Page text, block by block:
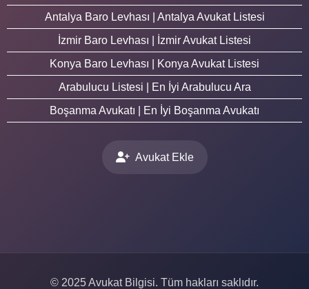
Antalya Baro Levhası | Antalya Avukat Listesi
İzmir Baro Levhası | İzmir Avukat Listesi
Konya Baro Levhası | Konya Avukat Listesi
Arabulucu Listesi | En İyi Arabulucu Ara
Boşanma Avukatı | En İyi Boşanma Avukatı
Avukat Ekle
© 2025 Avukat Bilgisi. Tüm hakları saklıdır.